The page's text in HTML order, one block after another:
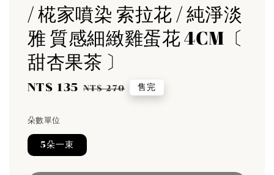
/ 椛家噴染 索拉花 / 純淨淡
雅 質感細緻雞蛋花 4CM〔
甜杏果茶 〕
Sale
NT$ 135 Regular
NT$ 270 售完
朵數單位
5朵一束